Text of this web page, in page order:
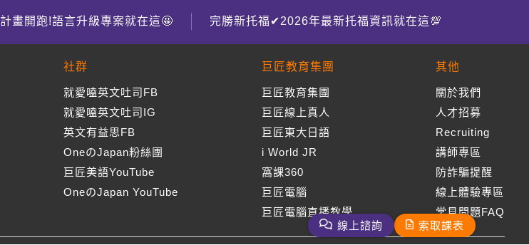
計畫開跑!語言升級專案就在這🤩 完勝新托福✔2026年最新托福資訊就在這💯
社群
就愛嗑英文吐司FB
就愛嗑英文吐司IG
英文有益思FB
OneのJapan粉絲團
巨匠美語YouTube
OneのJapan YouTube
巨匠教育集團
巨匠教育集團
巨匠線上真人
巨匠東大日語
i World JR
窩課360
巨匠電腦
巨匠電腦直播教學
其他
關於我們
人才招募
Recruiting
講師專區
防詐騙提醒
線上體驗專區
常見問題FAQ
線上諮詢 索取課表